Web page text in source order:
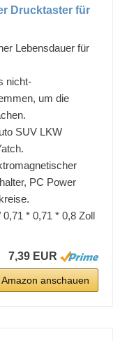
Drucktaster für
Lebensdauer für
nicht-
um die
SUV LKW
PC Power
* 0,71 * 0,8 Zoll
7,39 EUR
Amazon anschauen